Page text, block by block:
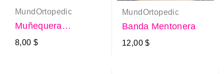
MundOrtopedic
Muñequera
Ajustable
8,00 $
MundOrtopedic
Banda Mentonera
12,00 $